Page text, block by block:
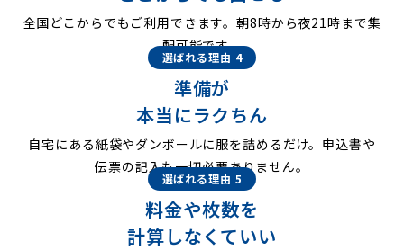
全国どこからでもご利用できます。朝8時から夜21時まで集
配可能です。
選ばれる理由 4
準備が
本当にラクちん
自宅にある紙袋やダンボールに服を詰めるだけ。申込書や
伝票の記入も一切必要ありません。
選ばれる理由 5
料金や枚数を
計算しなくていい